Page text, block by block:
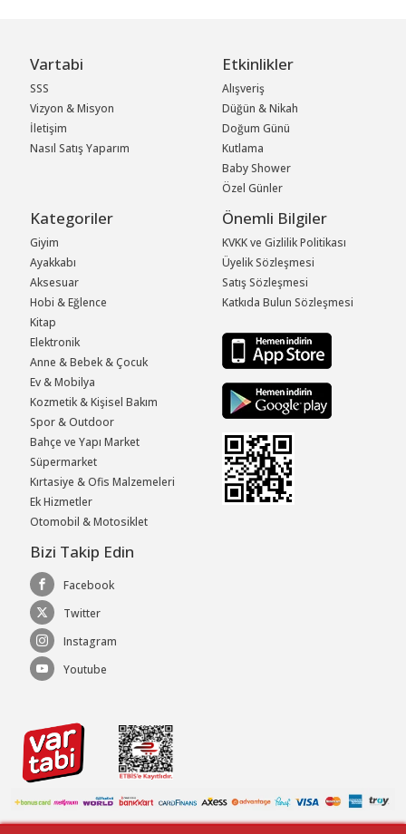
Vartabi
SSS
Vizyon & Misyon
İletişim
Nasıl Satış Yaparım
Etkinlikler
Alışveriş
Düğün & Nikah
Doğum Günü
Kutlama
Baby Shower
Özel Günler
Kategoriler
Giyim
Ayakkabı
Aksesuar
Hobi & Eğlence
Kitap
Elektronik
Anne & Bebek & Çocuk
Ev & Mobilya
Kozmetik & Kişisel Bakım
Spor & Outdoor
Bahçe ve Yapı Market
Süpermarket
Kırtasiye & Ofis Malzemeleri
Ek Hizmetler
Otomobil & Motosiklet
Önemli Bilgiler
KVKK ve Gizlilik Politikası
Üyelik Sözleşmesi
Satış Sözleşmesi
Katkıda Bulun Sözleşmesi
Bizi Takip Edin
Facebook
Twitter
Instagram
Youtube